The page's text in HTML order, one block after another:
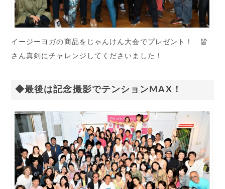
イージーヨガの商品をじゃんけん大会でプレゼント！ 皆
さん真剣にチャレンジしてくださいました！
◆最後は記念撮影でテンションMAX！